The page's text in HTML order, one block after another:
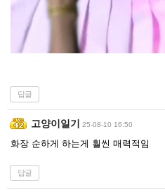
답글
고양이일기 25-08-10 16:50
화장 순하게 하는게 훨씬 매력적임
답글